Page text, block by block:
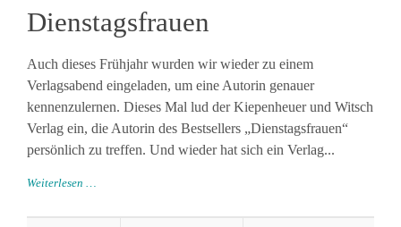
Dienstagsfrauen
Auch dieses Frühjahr wurden wir wieder zu einem
Verlagsabend eingeladen, um eine Autorin genauer
kennenzulernen. Dieses Mal lud der Kiepenheuer und Witsch
Verlag ein, die Autorin des Bestsellers „Dienstagsfrauen“
persönlich zu treffen. Und wieder hat sich ein Verlag...
Weiterlesen …